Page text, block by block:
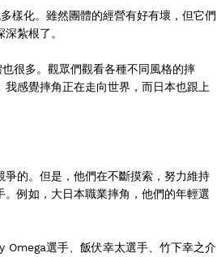
樣化。雖然團體的經營有好有壞，但它們
紮根了。
很多。觀眾們觀看各種不同風格的摔
感覺摔角正在走向世界，而日本也跟上
的。但是，他們在不斷摸索，努力維持
例如，大日本職業摔角，他們的年輕選
Omega選手、飯伏幸太選手、竹下幸之介